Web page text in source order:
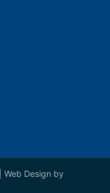
Web Design by